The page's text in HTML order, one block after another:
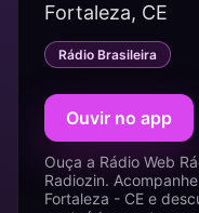
Fortaleza, CE
Rádio Brasileira
Ouvir no app
Ouça a Rádio Web
Radiozin.
Fortaleza - CE e